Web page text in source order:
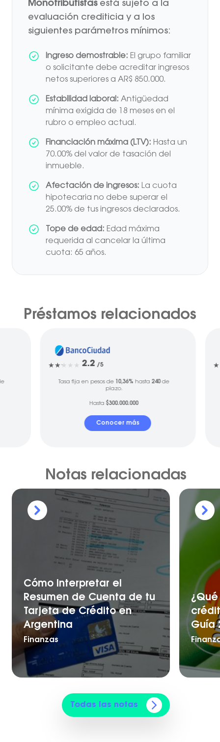
Monotributistasestá sujeto a la
evaluación crediticia y a los
siguientes parámetros mínimos:
Ingreso demostrable: El grupo familiar
o solicitante debe acreditar ingresos
netos superiores a AR$ 850.000.
Estabilidad laboral: Antigüedad
mínima exigida de 18 meses en el
rubro o empleo actual.
Financiación máxima (LTV): Hasta un
70.00% del valor de tasación del
inmueble.
Afectación de ingresos: La cuota
hipotecaria no debe superar el
25.00% de tus ingresos declarados.
Tope de edad: Edad máxima
requerida al cancelar la última
cuota: 65 años.
Préstamos relacionados
2.2 /5
Tasa fija en pesos de 10,36% hasta 240de
plazo.
Hasta$300.000.000
Conocer más
Notas relacionadas
Cómo Interpretar el
Resumen de Cuenta de tu
Tarjeta de Crédito en
Argentina
Finanzas
Guía
Todas las notas